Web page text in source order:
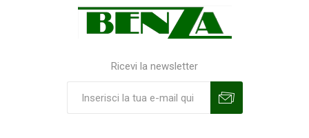
Ricevi la newsletter